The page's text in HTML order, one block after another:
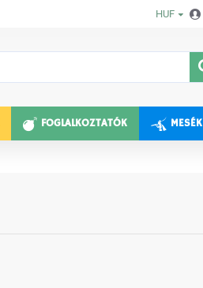
HUF
FOGLALKOZTATÓK MESÉK